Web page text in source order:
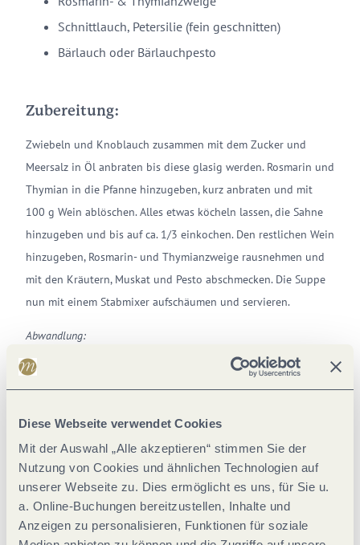
Diese Webseite verwendet Cookies
Mit der Auswahl „Alle akzeptieren“ stimmen Sie der
Nutzung von Cookies und ähnlichen Technologien auf
unserer Webseite zu. Dies ermöglicht es uns, für Sie u.
a. Online-Buchungen bereitzustellen, Inhalte und
Anzeigen zu personalisieren, Funktionen für soziale
Schnittlauch, Petersilie (fein geschnitten)
Bärlauch oder Bärlauchpesto
Zubereitung:
Zwiebeln und Knoblauch zusammen mit dem Zucker und
Meersalz in Öl anbraten bis diese glasig werden. Rosmarin und
Thymian in die Pfanne hinzugeben, kurz anbraten und mit
100 g Wein ablöschen. Alles etwas köcheln lassen, die Sahne
hinzugeben und bis auf ca. 1/3 einkochen. Den restlichen Wein
hinzugeben, Rosmarin- und Thymianzweige rausnehmen und
mit den Kräutern, Muskat und Pesto abschmecken. Die Suppe
nun mit einem Stabmixer aufschäumen und servieren.
Abwandlung:
Geräucherter oder gebeizter Lachs passt ergänzend als
„Einlage“ in die Suppe.
Partnergastgebers:
Landidyll Hotel-Restaurant "Zur Marienburg" aus Pünderich